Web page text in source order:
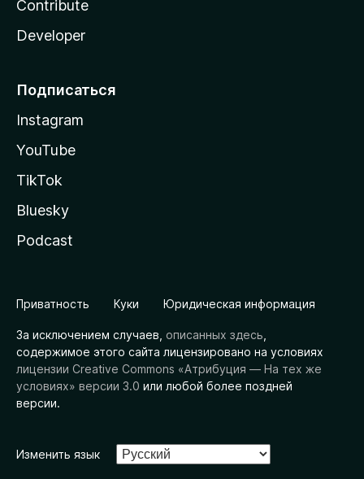
Contribute
Developer
Подписаться
Instagram
YouTube
TikTok
Bluesky
Podcast
Приватность Куки Юридическая информация
За исключением случаев, описанных здесь
содержимое этого сайта лицензировано на условиях
лицензии Creative Commons «Атрибуция — На тех же
условиях» версии 3.0 или любой более поздней
версии.
Изменить язык